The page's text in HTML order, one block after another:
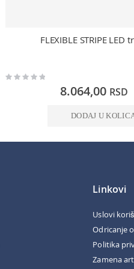
FLEXIBLE STRIPE LED
Rating:
8.064,00 RSD
DODAJ U
Linkovi
Uslovi
Odricanje
Politika
Zamena